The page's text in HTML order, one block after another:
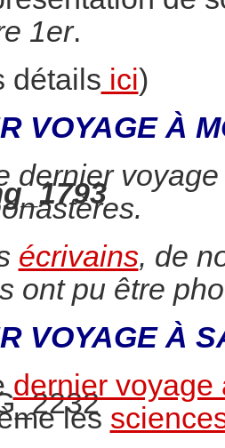
1er.
détails ici)
VOYAGE À
dernier
écrivains, de
ont pu être
VOYAGE À
dernier voyage
les